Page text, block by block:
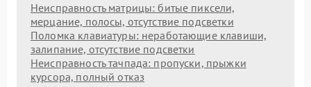
Неисправность матрицы: битые пиксели,
мерцание, полосы, отсутствие подсветки
Поломка клавиатуры: неработающие клавиши,
залипание, отсутствие подсветки
Неисправность тачпада: пропуски, прыжки
курсора, полный отказ